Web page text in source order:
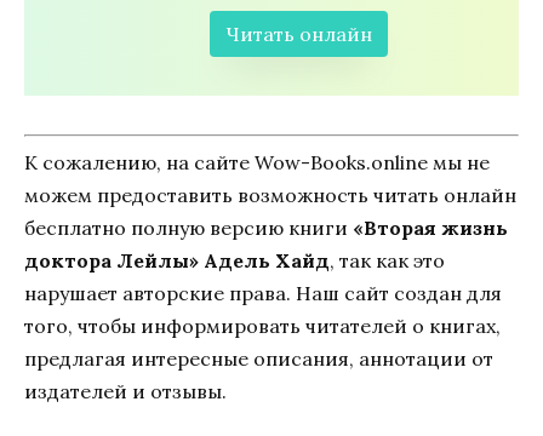
Читать онлайн
К сожалению, на сайте Wow-Books.online мы не
можем предоставить возможность читать онлайн
бесплатно полную версию книги «Вторая жизнь
доктора Лейлы» Адель Хайд, так как это
нарушает авторские права. Наш сайт создан для
того, чтобы информировать читателей о книгах,
предлагая интересные описания, аннотации от
издателей и отзывы.